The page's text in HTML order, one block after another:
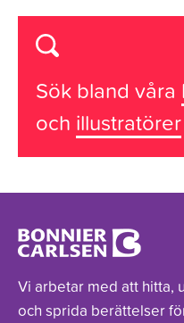
Sök bland våra
och illustratörer
Vi arbetar med att hitta,
och sprida berättelser